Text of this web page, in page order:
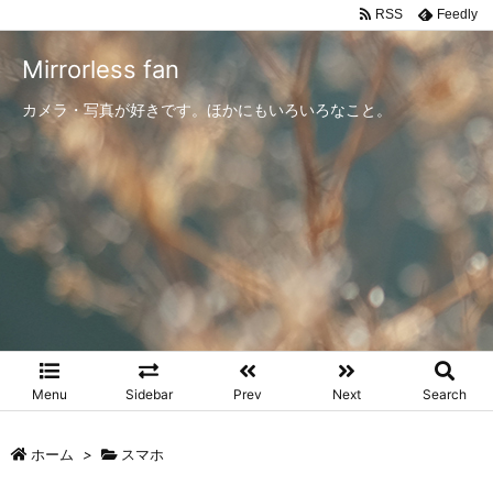
Mirrorless fan
カメラ・写真が好きです。ほかにもいろいろなこと。
Menu Sidebar Prev Next Search
RSS Feedly
ホーム > スマホ